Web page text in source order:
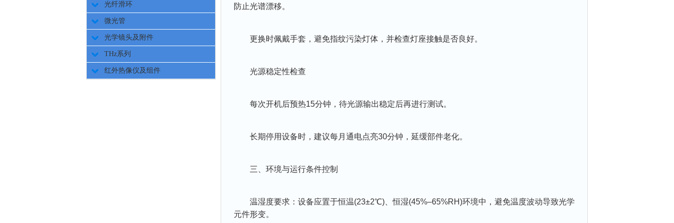
光纤滑环
微光管
光学镜头及附件
THz系列
红外热像仪及组件
防止光谱漂移。
更换时佩戴手套，避免指纹污染灯体，并检查灯座接触是否良好。
光源稳定性检查‌
每次开机后预热15分钟，待光源输出稳定后再进行测试。
长期停用设备时，建议每月通电点亮30分钟，延缓部件老化。
三、环境与运行条件控制‌
温湿度要求‌：设备应置于恒温(23±2℃)、恒湿(45%–65%RH)环境中，避免温度波动导致光学
元件形变。